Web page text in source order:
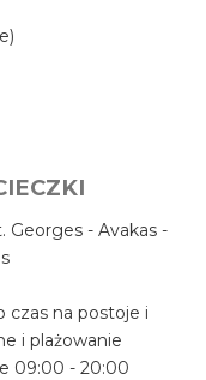
Georges - Avakas -
czas na postoje i
i plażowanie
09:00 - 20:00